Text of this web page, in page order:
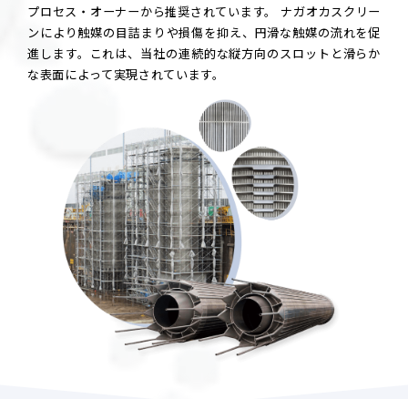
プロセス・オーナーから推奨されています。 ナガオカスクリー
ンにより触媒の目詰まりや損傷を抑え、円滑な触媒の流れを促
進します。これは、当社の連続的な縦方向のスロットと滑らか
な表面によって実現されています。